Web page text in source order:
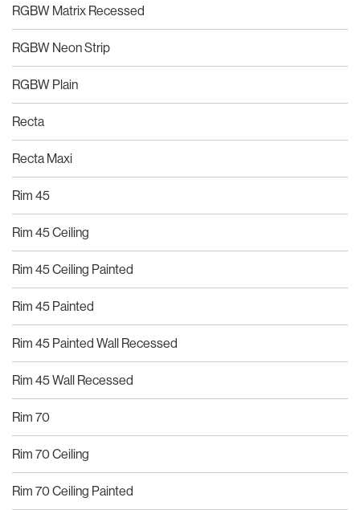
RGBW Matrix Recessed
RGBW Neon Strip
RGBW Plain
Recta
Recta Maxi
Rim 45
Rim 45 Ceiling
Rim 45 Ceiling Painted
Rim 45 Painted
Rim 45 Painted Wall Recessed
Rim 45 Wall Recessed
Rim 70
Rim 70 Ceiling
Rim 70 Ceiling Painted